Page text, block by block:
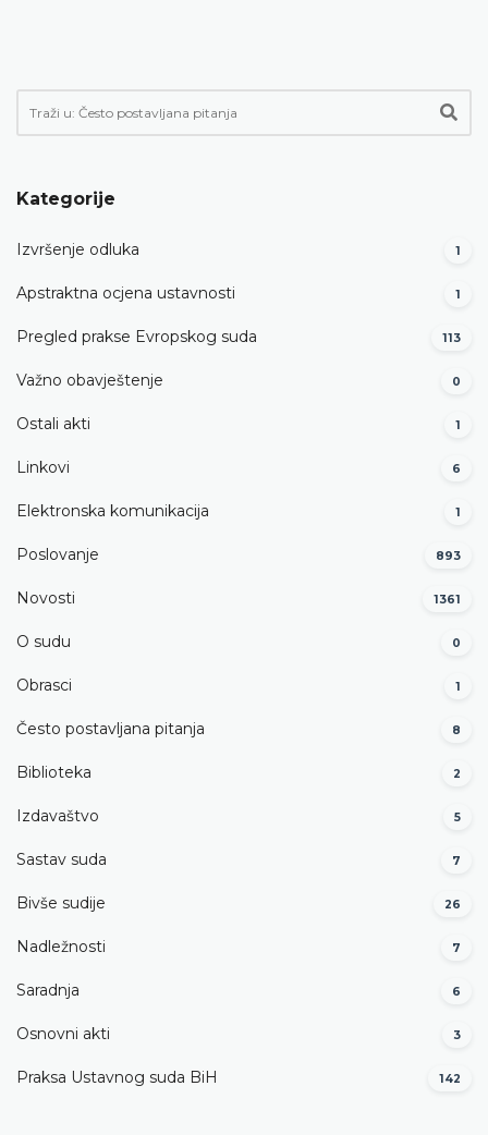
Kategorije
Izvršenje odluka 1
Apstraktna ocjena ustavnosti 1
Pregled prakse Evropskog suda 113
Važno obavještenje 0
Ostali akti 1
Linkovi 6
Elektronska komunikacija 1
Poslovanje 893
Novosti 1361
O sudu 0
Obrasci 1
Često postavljana pitanja 8
Biblioteka 2
Izdavaštvo 5
Sastav suda 7
Bivše sudije 26
Nadležnosti 7
Saradnja 6
Osnovni akti 3
Praksa Ustavnog suda BiH 142